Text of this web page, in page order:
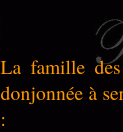
La famille
donjonnée à
: